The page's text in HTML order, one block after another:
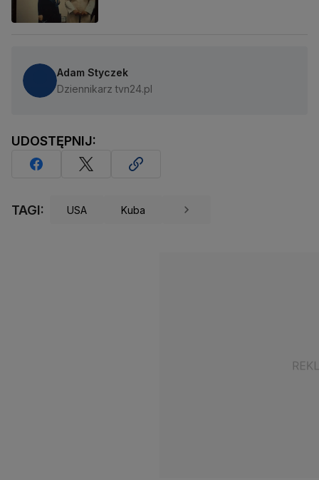
Adam Styczek
Dziennikarz tvn24.pl
UDOSTĘPNIJ:
TAGI: USA Kuba